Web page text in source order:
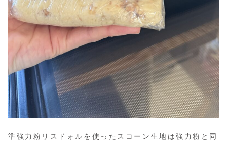
準強力粉リスドォルを使ったスコーン生地は強力粉と同